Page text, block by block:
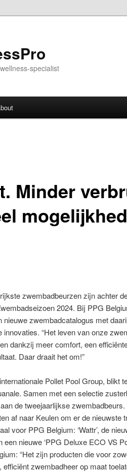
specialist
Minder
zwembadbeurzen zijn achter
2024. Bij PPG
nieuwe zwembadcatalogus met
“Het leven van onze
dankzij meer comfort, een
Daar draait het om!”
Pollet Pool Group, blikt
Samen met een selectie
de tweejaarlijkse
af naar Keulen om er de nieuwste
voor PPG Belgium: ‘Wattr’, de
nieuwe ‘PPG Deluxe ECO VS
“Het zijn producten die voor
zwembadheer op maat